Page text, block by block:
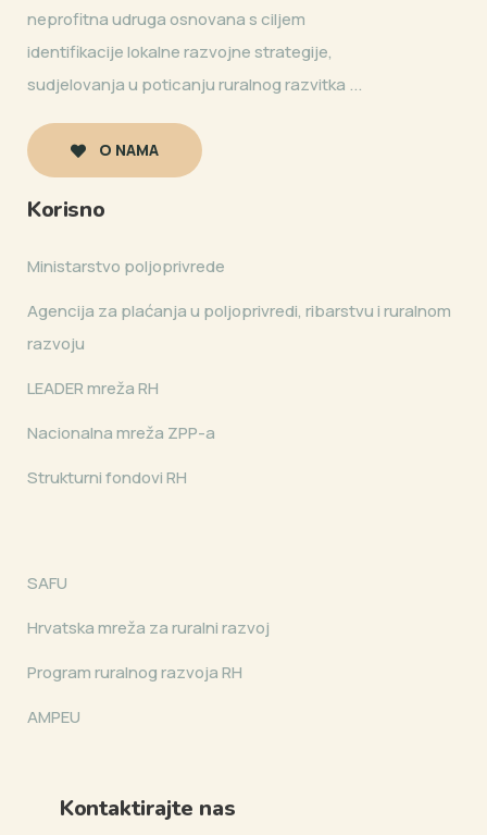
neprofitna udruga osnovana s ciljem
identifikacije lokalne razvojne strategije,
sudjelovanja u poticanju ruralnog razvitka ...
O NAMA
Korisno
Ministarstvo poljoprivrede
Agencija za plaćanja u poljoprivredi, ribarstvu i ruralnom
razvoju
LEADER mreža RH
Nacionalna mreža ZPP-a
Strukturni fondovi RH
SAFU
Hrvatska mreža za ruralni razvoj
Program ruralnog razvoja RH
AMPEU
Kontaktirajte nas